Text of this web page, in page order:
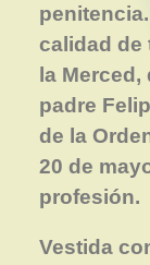
calidad de
la Merced,
padre
de la
20 de
profesión.
Vestida